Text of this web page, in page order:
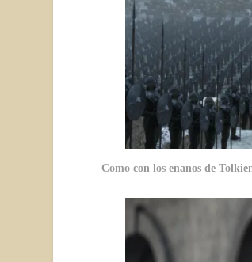
Como con los enanos de